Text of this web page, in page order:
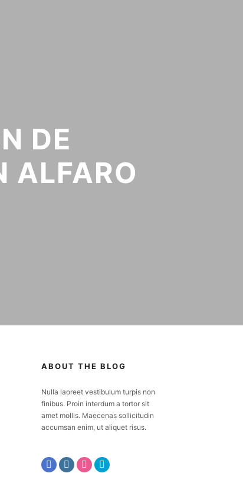
DE
ALFARO
ABOUT THE BLOG
Nulla laoreet vestibulum turpis non
finibus. Proin interdum a tortor sit
amet mollis. Maecenas sollicitudin
accumsan enim, ut aliquet risus.